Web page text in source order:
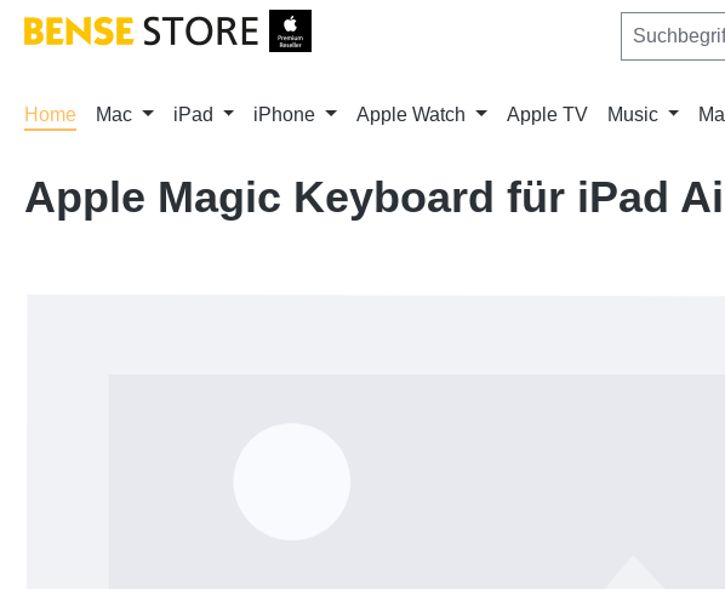
Hauptinhalt springen
Zur Suche springen
Zur Hauptnavigation springen
Home Mac iPad iPhone Apple Watch Apple TV Music
Apple Magic Keyboard für iPad